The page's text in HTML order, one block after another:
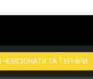
ЧЕМПІОНАТИ ТА ТУРНІРИ